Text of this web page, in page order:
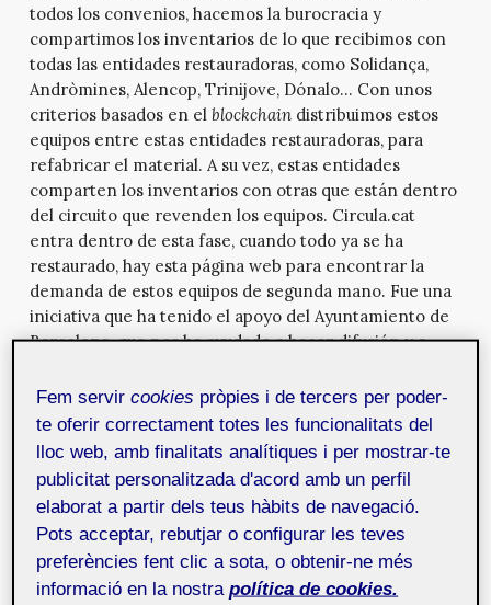
todos los convenios, hacemos la burocracia y
compartimos los inventarios de lo que recibimos con
todas las entidades restauradoras, como Solidança,
Andròmines, Alencop, Trinijove, Dónalo… Con unos
criterios basados en el blockchaindistribuimos estos
equipos entre estas entidades restauradoras, para
refabricar el material. A su vez, estas entidades
comparten los inventarios con otras que están dentro
del circuito que revenden los equipos. Circula.cat
entra dentro de esta fase, cuando todo ya se ha
restaurado, hay esta página web para encontrar la
demanda de estos equipos de segunda mano. Fue una
iniciativa que ha tenido el apoyo del Ayuntamiento de
Barcelona, que nos ha ayudado a hacer difusión y a
mano, que aquí todavía es muy incipiente. Por eso
pensamos en hacer une-commercepara vender todo
este material que estamos restaurando entre todas las
entidades y darle una salida. De momento, circula.cat
está hecho solo para entidades sin ánimo de lucro,
para cooperativas y escuelas que pagan el precio que
ha costado la recirculación, es un precio justo. Nuestra
batalla ahora es que nos dejen abrirlo a la persona de a
pie, porque creemos que el cambio de paradigma se
Fem servircookies pròpies i de tercers per poder-
te oferir correctament totes les funcionalitats del
lloc web, amb finalitats analítiques i per mostrar-te
publicitat personalitzada d'acord amb un perfil
elaborat a partir dels teus hàbits de navegació.
Pots acceptar, rebutjar o configurar les teves
preferències fent clic a sota, o obtenir-ne més
informació en la nostra política de cookies.